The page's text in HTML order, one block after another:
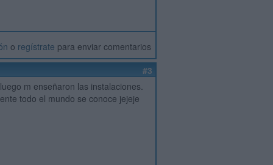
o regístrate para enviar comentarios
#3
m enseñaron las instalaciones.
todo el mundo se conoce jejeje